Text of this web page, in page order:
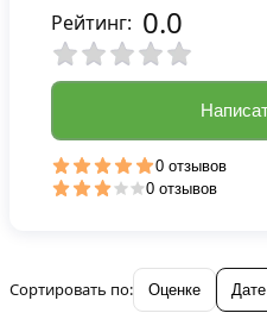
Сортировать по: Оценке Дате
Рейтинг: 0.0
0 отзывов
0 отзывов